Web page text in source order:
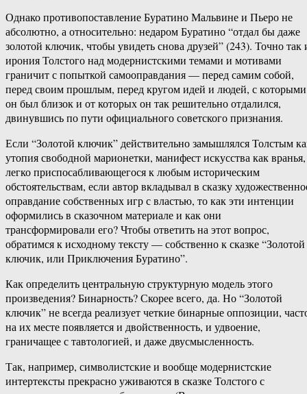
Однако противопоставление Буратино Мальвине и Пьеро не
абсолютно, а относительно: недаром Буратино “отдал бы даже
золотой ключик, чтобы увидеть снова друзей” (243). Точно так
ирония Толстого над модернистскими темами и мотивами
граничит с попыткой самооправдания — перед самим собой,
перед своим прошлым, перед кругом идей и людей, с которыми
он был близок и от которых он так решительно отдалился,
двинувшись по пути официального советского признания.
Если “Золотой ключик” действительно замышлялся Толстым
утопия свободной марионетки, манифест искусства как вранья,
легко приспосабливающегося к любым историческим
обстоятельствам, если автор вкладывал в сказку
оправдание собственных игр с властью, то как эти интенции
оформились в сказочном материале и как они
трансформировали его? Чтобы ответить на этот вопрос,
обратимся к исходному тексту — собственно к сказке “Золотой
ключик, или Приключения Буратино”.
Как определить центральную структурную модель этого
произведения? Бинарность? Скорее всего, да. Но “Золотой
ключик” не всегда реализует четкие бинарные оппозиции,
на их месте появляется и двойственность, и удвоение,
граничащее с тавтологией, и даже двусмысленность.
Так, например, символистские и вообще модернистские
интертексты прекрасно уживаются в сказке Толстого с